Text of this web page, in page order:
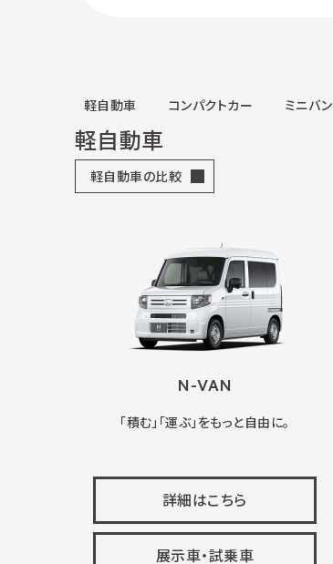
軽自動車 コンパクトカー ミニバン
軽自動車
軽自動車の比較
N-VAN
「積む」「運ぶ」をもっと自由に。
詳細はこちら
展示車・試乗車